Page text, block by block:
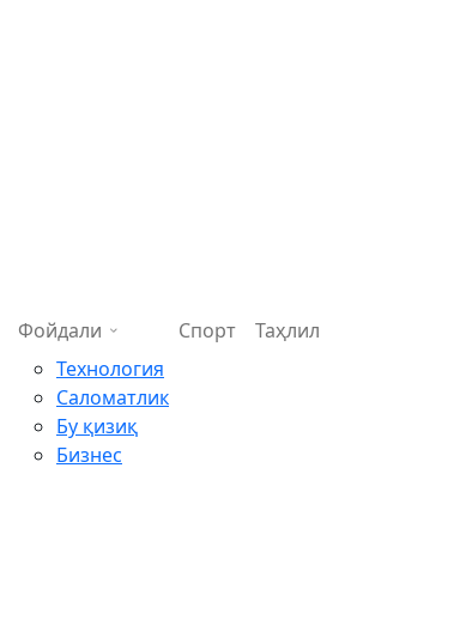
Фойдали
Технология
Саломатлик
Бу қизиқ
Бизнес
Спорт Таҳлил